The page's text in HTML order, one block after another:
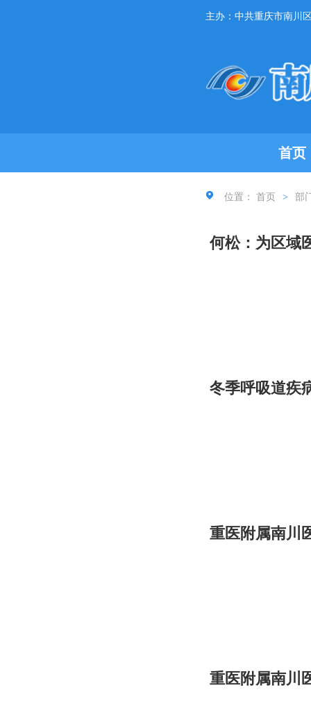
主办：中共重庆市南川
首页
位置： 首页 > 部
何松：为区域
冬季呼吸道疾
重医附属南川
重医附属南川